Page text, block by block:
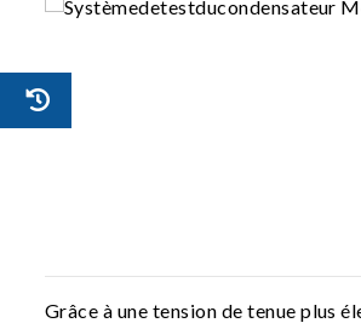
Grâce à une tension de tenue plus